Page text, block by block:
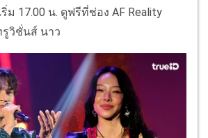
ม 17.00 น. ดูฟรีที่ช่อง AF Reality
วิชั่นส์ นาว